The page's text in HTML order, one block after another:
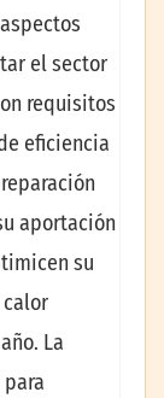
el sector
requisitos
eficiencia
aportación
su
La